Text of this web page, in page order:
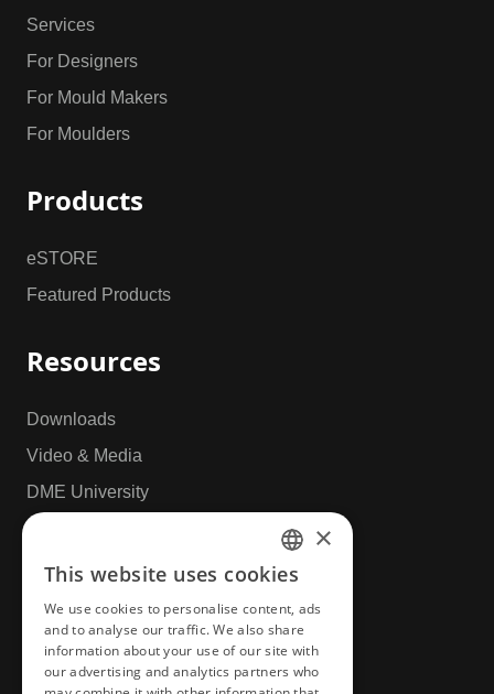
Services
For Designers
For Mould Makers
For Moulders
Products
eSTORE
Featured Products
Resources
Downloads
Video & Media
DME University
CAD & Design
More
News
Privacy Policy
ENGLISH
CZECH
GERMAN
×
This website uses cookies
We use cookies to personalise content, ads
and to analyse our traffic. We also share
information about your use of our site with
our advertising and analytics partners who